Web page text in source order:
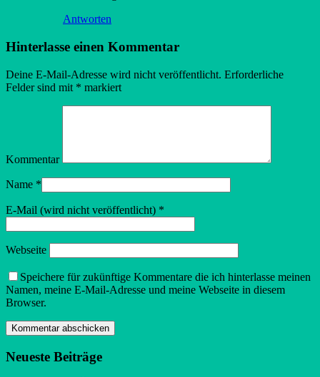
Antworten
Hinterlasse einen Kommentar
Deine E-Mail-Adresse wird nicht veröffentlicht. Erforderliche
Felder sind mit * markiert
Kommentar
Name *
E-Mail (wird nicht veröffentlicht) *
Webseite
Speichere für zukünftige Kommentare die ich hinterlasse meinen
Namen, meine E-Mail-Adresse und meine Webseite in diesem
Browser.
Neueste Beiträge